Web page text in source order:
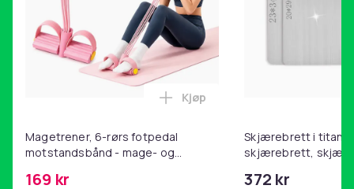
Magetrener, 6-rørs fotpedal
motstandsbånd - mage- og
hjemmegymnastikk Pink
169 kr
Legg Magetrener, 6-rørs
Kjøp
Skjærebrett i titan,
skjærebrett,
372 kr